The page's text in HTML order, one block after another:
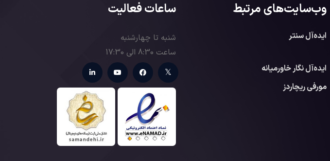
وب‌سایت‌های مرتبط
ایده‌آل سنتر
ایده‌آل نگار خاورمیانه
مورفی ریچاردز
ساعات فعالیت
شنبه تا چهارشنبه
ساعت 8:30 الی 17:30